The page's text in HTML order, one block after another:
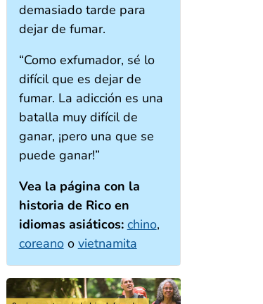
demasiado tarde para
dejar de fumar.
“Como exfumador, sé lo
difícil que es dejar de
fumar. La adicción es una
batalla muy difícil de
ganar, ¡pero una que se
puede ganar!”
Vea la página con la
historia de Rico en
idiomas asiáticos: chino,
coreanoo vietnamita